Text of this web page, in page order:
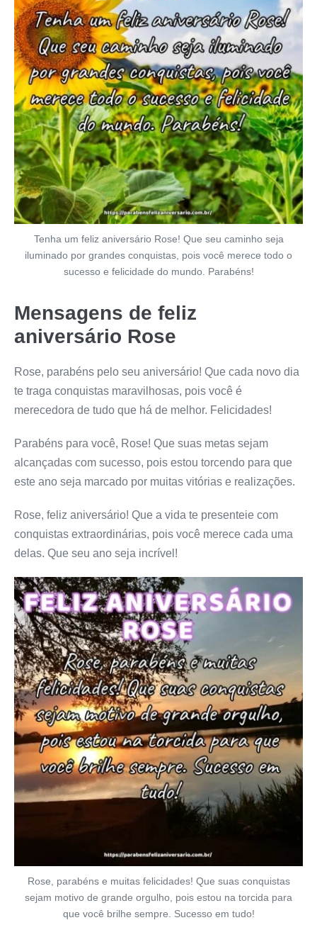
Tenha um feliz aniversário Rose! Que seu caminho seja
iluminado por grandes conquistas, pois você merece todo o
sucesso e felicidade do mundo. Parabéns!
Mensagens de feliz
aniversário Rose
Rose, parabéns pelo seu aniversário! Que cada novo dia
te traga conquistas maravilhosas, pois você é
merecedora de tudo que há de melhor. Felicidades!
Parabéns para você, Rose! Que suas metas sejam
alcançadas com sucesso, pois estou torcendo para que
este ano seja marcado por muitas vitórias e realizações.
Rose, feliz aniversário! Que a vida te presenteie com
conquistas extraordinárias, pois você merece cada uma
delas. Que seu ano seja incrível!
Rose, parabéns e muitas felicidades! Que suas conquistas
sejam motivo de grande orgulho, pois estou na torcida para
que você brilhe sempre. Sucesso em tudo!